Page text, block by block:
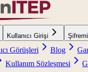
Kullanıcı Girişi
Görüşleri Blog
Kullanım Sözleşmesi